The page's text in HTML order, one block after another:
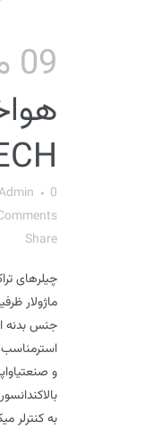
09 مه
0
Share
جنس بدنه
و